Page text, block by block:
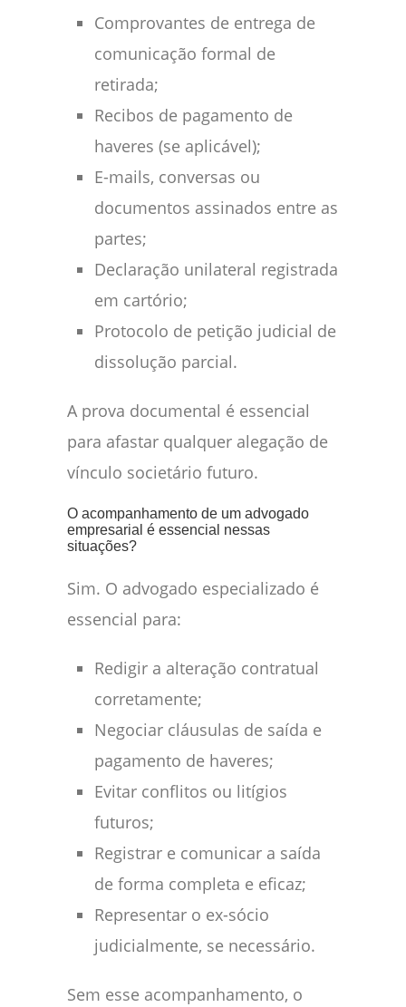
Comprovantes de entrega de
comunicação formal de
retirada;
Recibos de pagamento de
haveres (se aplicável);
E-mails, conversas ou
documentos assinados entre as
partes;
Declaração unilateral registrada
em cartório;
Protocolo de petição judicial de
dissolução parcial.
A prova documental é essencial
para afastar qualquer alegação de
vínculo societário futuro.
O acompanhamento de um advogado
empresarial é essencial nessas
situações?
Sim. O advogado especializado é
essencial para:
Redigir a alteração contratual
corretamente;
Negociar cláusulas de saída e
pagamento de haveres;
Evitar conflitos ou litígios
futuros;
Registrar e comunicar a saída
de forma completa e eficaz;
Representar o ex-sócio
judicialmente, se necessário.
Sem esse acompanhamento, o